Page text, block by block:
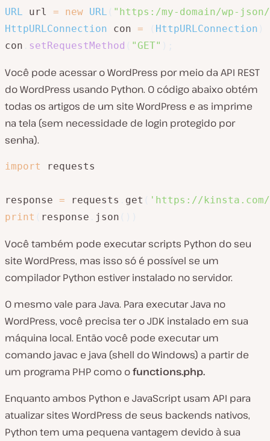
URL url = new URL
"https:/my-domain/wp-
HttpURLConnection con = HttpURLConnection
con
setRequestMethod "GET"
Você pode acessar o WordPress por meio da API REST
do WordPress usando Python. O código abaixo obtém
todas os artigos de um site WordPress e as imprime
na tela (sem necessidade de login protegido por
senha).
import requests
response = requests get
'https://kinsta.com/
print
response json
Você também pode executar scripts Python do seu
site WordPress, mas isso só é possível se um
compilador Python estiver instalado no servidor.
O mesmo vale para Java. Para executar Java no
WordPress, você precisa ter o JDK instalado em sua
máquina local. Então você pode executar um
comando javac e java (shell do Windows) a partir de
um programa PHP como ofunctions.php.
Enquanto ambos Python e JavaScript usam API para
atualizar sites WordPress de seus backends nativos,
Python tem uma pequena vantagem devido à sua